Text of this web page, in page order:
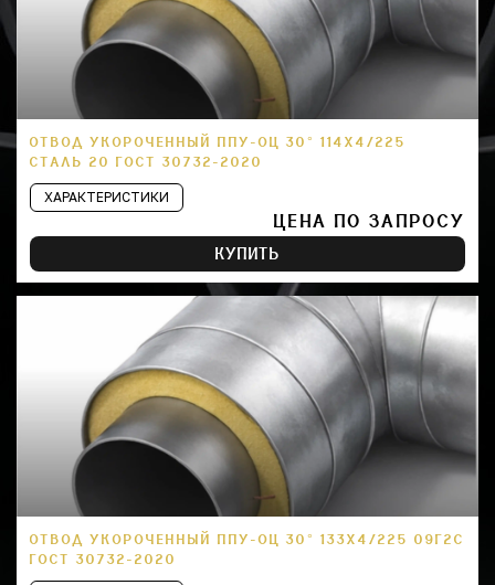
ОТВОД УКОРОЧЕННЫЙ ППУ-ОЦ 30° 114Х4/225
СТАЛЬ 20 ГОСТ 30732-2020
ХАРАКТЕРИСТИКИ
ЦЕНА ПО ЗАПРОСУ
КУПИТЬ
ОТВОД УКОРОЧЕННЫЙ ППУ-ОЦ 30° 133Х4/225 09Г2С
ГОСТ 30732-2020